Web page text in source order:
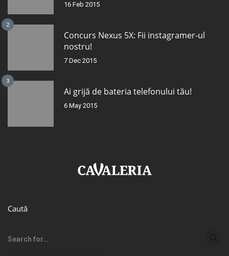
16 Feb 2015
2
Concurs Nexus 5X: Fii instagramer-ul
nostru!
7 Dec 2015
3
Ai grijă de bateria telefonului tău!
6 May 2015
Caută